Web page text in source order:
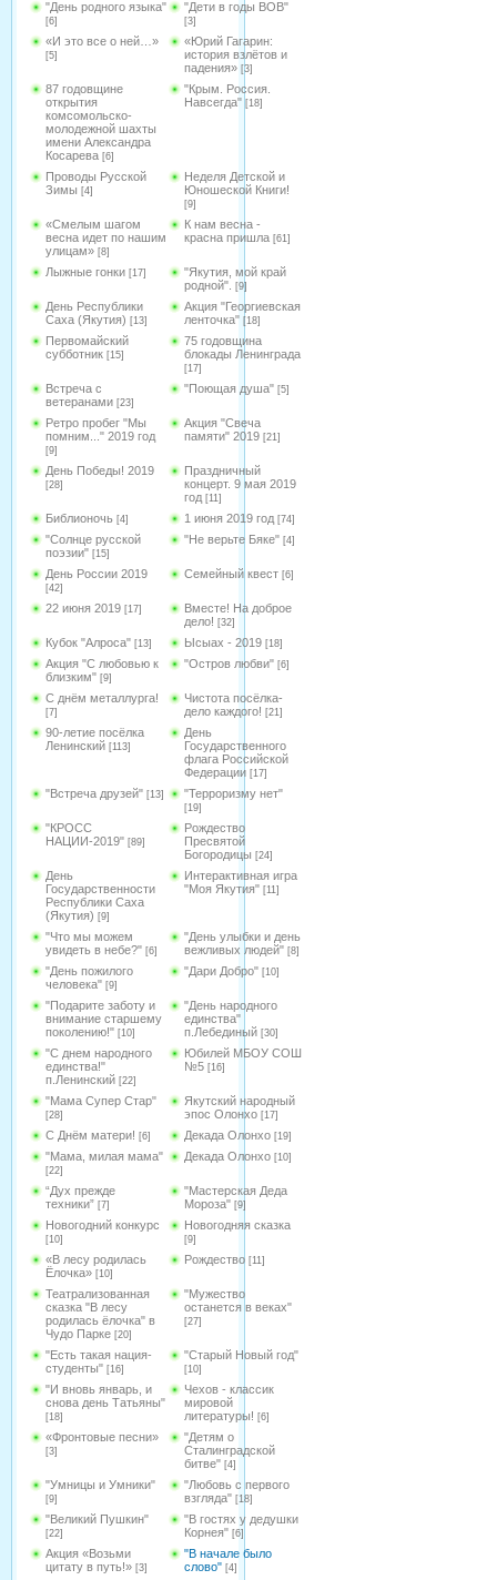
"День родного языка"
[6]
"Дети в годы ВОВ"
[3]
«И это все о ней…»
[5]
«Юрий Гагарин:
история взлётов и
падения» [3]
87 годовщине
открытия
комсомольско-
молодежной шахты
имени Александра
Косарева [6]
"Крым. Россия.
Навсегда" [18]
Проводы Русской
Зимы [4]
Неделя Детской и
Юношеской Книги!
[9]
«Смелым шагом
весна идет по нашим
улицам» [8]
К нам весна -
красна пришла [61]
Лыжные гонки [17]
"Якутия, мой край
родной".
[9]
День Республики
Саха (Якутия) [13]
Акция "Георгиевская
ленточка" [18]
Первомайский
субботник [15]
75 годовщина
блокады Ленинграда
[17]
Встреча с
ветеранами [23]
"Поющая душа" [5]
Ретро пробег "Мы
помним..." 2019 год
[9]
Акция "Свеча
памяти" 2019 [21]
День Победы! 2019
[28]
Праздничный
концерт. 9 мая 2019
год [11]
Библионочь [4] 1 июня 2019 год [74]
"Солнце русской
поэзии" [15]
"Не верьте Бяке" [4]
День России 2019
[42]
Семейный квест [6]
22 июня 2019 [17]
Вместе! На доброе
дело! [32]
Кубок "Алроса" [13] Ысыах - 2019 [18]
Акция "С любовью к
близким" [9]
"Остров любви" [6]
С днём металлурга!
[7]
Чистота посёлка-
дело каждого! [21]
90-летие посёлка
Ленинский [113]
День
Государственного
флага Российской
Федерации [17]
"Встреча друзей" [13] "Терроризму нет"
[19]
"КРОСС
НАЦИИ-2019" [89]
Рождество
Пресвятой
Богородицы [24]
День
Государственности
Республики Саха
(Якутия) [9]
Интерактивная игра
"Моя Якутия" [11]
"Что мы можем
увидеть в небе?" [6]
"День улыбки и день
вежливых людей" [8]
"День пожилого
человека" [9]
"Дари Добро" [10]
"Подарите заботу и
внимание старшему
поколению!" [10]
"День народного
единства"
п.Лебединый [30]
"С днем народного
единства!"
п.Ленинский [22]
Юбилей МБОУ СОШ
№5 [16]
"Мама Супер Стар"
[28]
Якутский народный
эпос Олонхо [17]
С Днём матери! [6] Декада Олонхо [19]
"Мама, милая мама"
[22]
Декада Олонхо [10]
“Дух прежде
техники” [7]
"Мастерская Деда
Мороза" [9]
Новогодний конкурс
[10]
Новогодняя сказка
[9]
«В лесу родилась
Ёлочка» [10]
Рождество [11]
Театрализованная
сказка "В лесу
родилась ёлочка" в
Чудо Парке [20]
"Мужество
останется в веках"
[27]
"Есть такая нация-
студенты" [16]
"Старый Новый год"
[10]
"И вновь январь, и
снова день Татьяны"
[18]
Чехов - классик
мировой
литературы! [6]
«Фронтовые песни»
[3]
"Детям о
Сталинградской
битве" [4]
"Умницы и Умники"
[9]
"Любовь с первого
взгляда" [18]
"Великий Пушкин"
[22]
"В гостях у дедушки
Корнея" [6]
Акция «Возьми
цитату в путь!» [3]
"В начале было
слово" [4]